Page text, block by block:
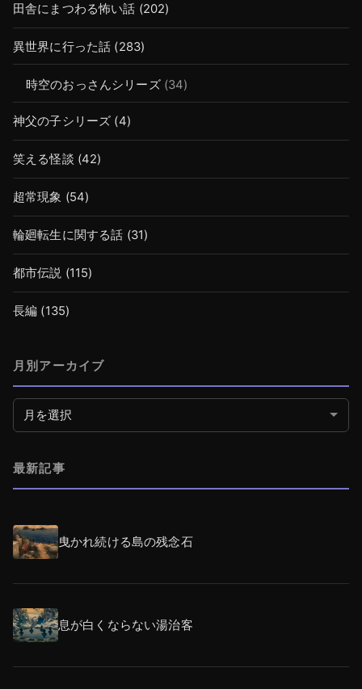
田舎にまつわる怖い話 (202)
異世界に行った話 (283)
時空のおっさんシリーズ(34)
神父の子シリーズ (4)
笑える怪談 (42)
超常現象 (54)
輪廻転生に関する話 (31)
都市伝説 (115)
長編 (135)
月別アーカイブ
月別アーカイブ
最新記事
曳かれ続ける島の残念石
息が白くならない湯治客